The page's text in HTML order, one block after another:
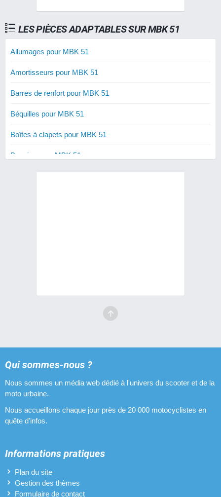
LES PIÈCES ADAPTABLES SUR MBK 51
Allumages pour MBK 51
Amortisseurs pour MBK 51
Barres de renfort pour MBK 51
Béquilles pour MBK 51
Boîtes à clapets pour MBK 51
Bougies pour MBK 51
Leviers de freins pour MBK 51
Pipes d'admission pour MBK 51
Pots d'échappement pour MBK 51
Selles pour MBK 51
Qui sommes-nous ?
Nous sommes un média web dédié à l'univers du scooter et de la
moto urbaine.
Nous accueillons chaque jour près de 20 000 motocyclistes en
quête d'infos.
Informations pratiques
Plan du site
Gestion des thèmes
Formulaire de contact